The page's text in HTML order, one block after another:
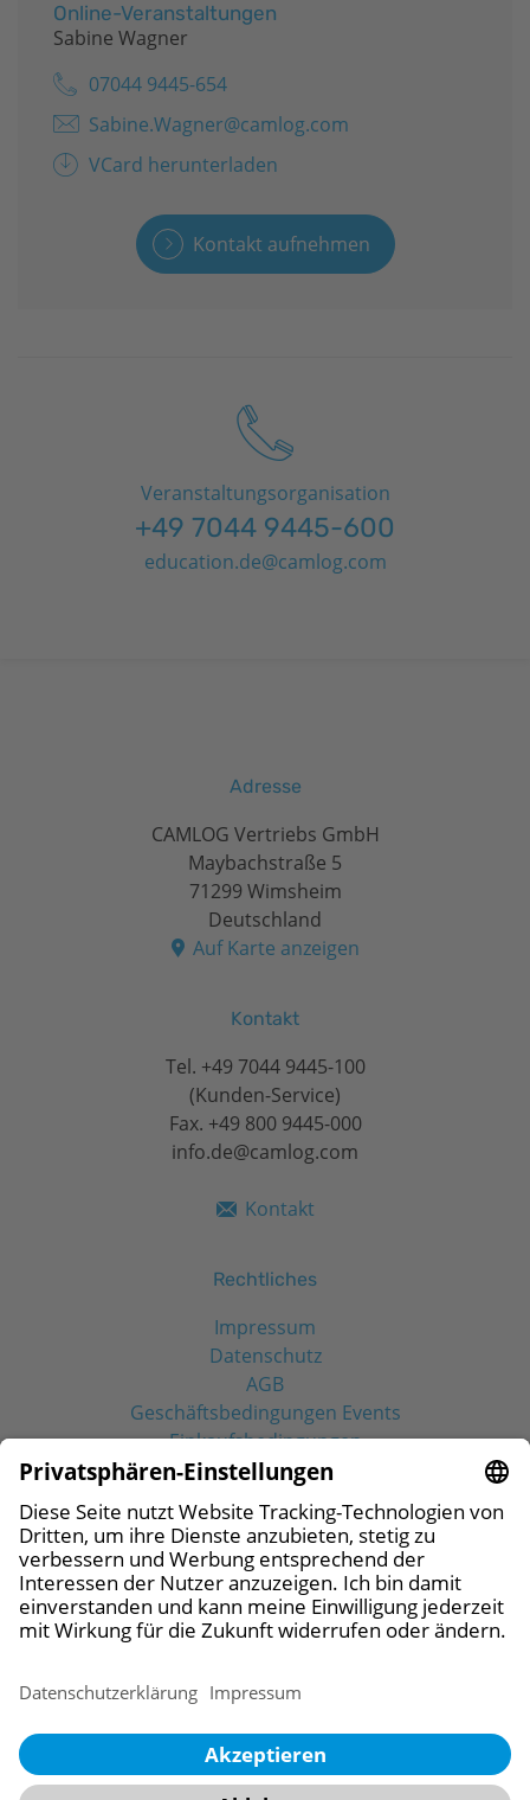
Online-Veranstaltungen
Sabine Wagner
07044 9445-654
Sabine.Wagner@camlog.com
VCard herunterladen
Kontakt aufnehmen
Veranstaltungsorganisation
+49 7044 9445-600
education.de@camlog.com
Adresse
CAMLOG Vertriebs GmbH
Maybachstraße 5
71299 Wimsheim
Deutschland
Auf Karte anzeigen
Kontakt
Tel. +49 7044 9445-100
(Kunden-Service)
Fax. +49 800 9445-000
info.de@camlog.com
Kontakt
Rechtliches
Impressum
Datenschutz
AGB
Geschäftsbedingungen Events
Einkaufsbedingungen
Social Media
© 2026 CAMLOG Vertriebs GmbH